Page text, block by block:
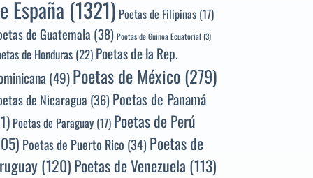
España (1321) Poetas de Filipinas (17)
de Guatemala (38) Poetas de Guinea Ecuatorial (3)
de Honduras(22) Poetas de la Rep.
(49)Poetas de México(279)
de Nicaragua (36) Poetas de Panamá
Poetas de Paraguay (17) Poetas de Perú
Poetas de Puerto Rico (34) Poetas de
(120)Poetas de Venezuela (113)